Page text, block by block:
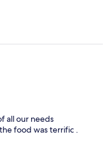
all our needs
food was terrific .